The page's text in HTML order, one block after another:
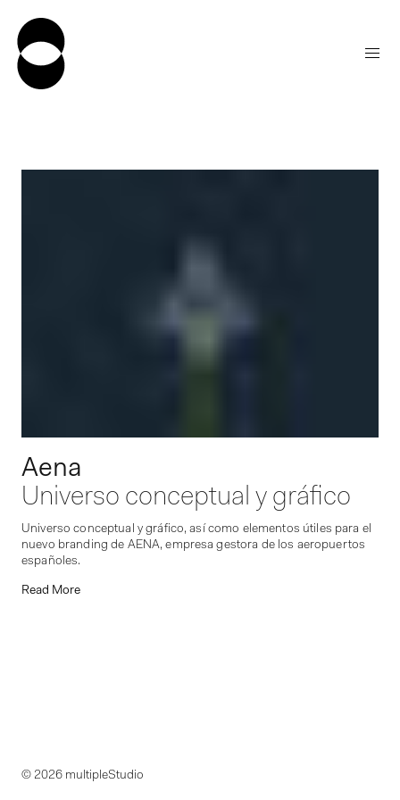
Aena
Universo conceptual y gráfico
Universo conceptual y gráfico, así como elementos útiles para el
nuevo branding de AENA, empresa gestora de los aeropuertos
españoles.
Read More
© 2026 multipleStudio